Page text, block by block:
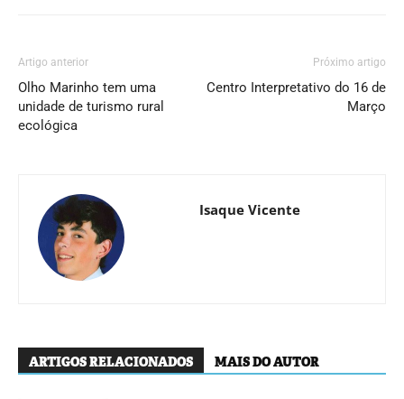
Artigo anterior
Olho Marinho tem uma
unidade de turismo rural
ecológica
Próximo artigo
Centro Interpretativo do 16 de
Março
Isaque Vicente
ARTIGOS RELACIONADOS MAIS DO AUTOR